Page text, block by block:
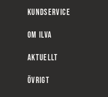
KUNDSERVICE
OM ILVA
AKTUELLT
ÖVRIGT